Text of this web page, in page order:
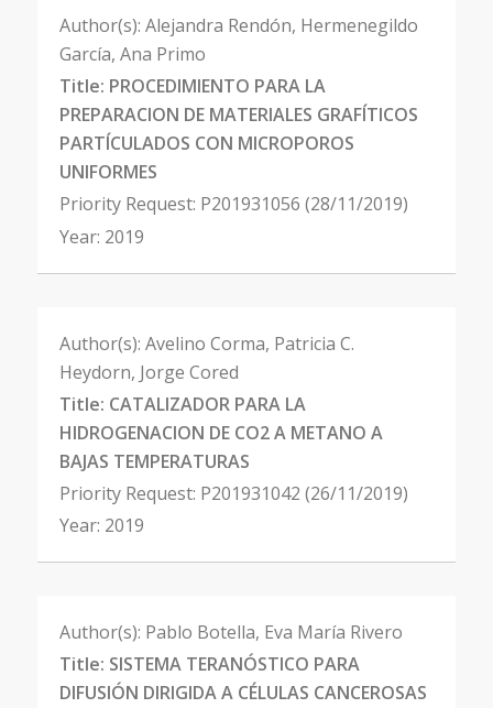
Author(s): Alejandra Rendón, Hermenegildo
García, Ana Primo
Title: PROCEDIMIENTO PARA LA
PREPARACION DE MATERIALES GRAFÍTICOS
PARTÍCULADOS CON MICROPOROS
UNIFORMES
Priority Request: P201931056 (28/11/2019)
Year: 2019
Author(s): Avelino Corma, Patricia C.
Heydorn, Jorge Cored
Title: CATALIZADOR PARA LA
HIDROGENACION DE CO2 A METANO A
BAJAS TEMPERATURAS
Priority Request: P201931042 (26/11/2019)
Year: 2019
Author(s): Pablo Botella, Eva María Rivero
Title: SISTEMA TERANÓSTICO PARA
DIFUSIÓN DIRIGIDA A CÉLULAS CANCEROSAS